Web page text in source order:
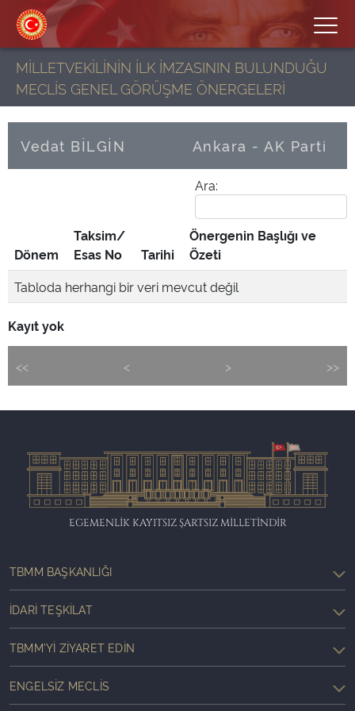
MİLLETVEKİLİNİN İLK İMZASININ BULUNDUĞU
MECLİS GENEL GÖRÜŞME ÖNERGELERİ
Vedat BİLGİN Ankara - AK Parti
Ara:
Dönem
Taksim/
Esas No
Tarihi
Önergenin Başlığı ve
Özeti
Tabloda herhangi bir veri mevcut değil
Kayıt yok
<< < > >>
EGEMENLİK KAYITSIZ ŞARTSIZ MİLLETİNDİR
TBMM BAŞKANLIĞI
İDARI TEŞKILAT
TBMM'YI ZIYARET EDIN
ENGELSIZ MECLIS